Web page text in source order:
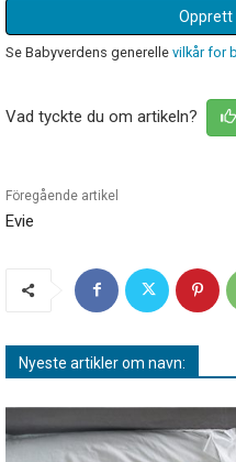
Opprett
Se Babyverdens generelle vilkår for
Vad tyckte du om artikeln?
Föregående artikel
Evie
Nyeste artikler om navn: